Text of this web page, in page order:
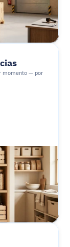
momento — por